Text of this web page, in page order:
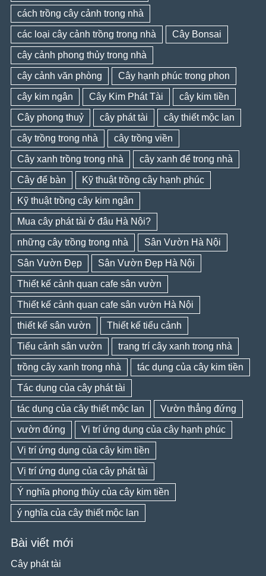
cách trồng cây cảnh trong nhà
các loại cây cảnh trồng trong nhà Cây Bonsai
cây cảnh phong thủy trong nhà
cây cảnh văn phòng Cây hạnh phúc trong phon
cây kim ngân Cây Kim Phát Tài cây kim tiền
Cây phong thuỷ cây phát tài cây thiết mộc lan
cây trồng trong nhà cây trồng viền
Cây xanh trồng trong nhà cây xanh để trong nhà
Cây để bàn Kỹ thuật trồng cây hạnh phúc
Kỹ thuật trồng cây kim ngân
Mua cây phát tài ở đâu Hà Nội?
những cây trồng trong nhà Sân Vườn Hà Nội
Sân Vườn Đẹp Sân Vườn Đẹp Hà Nội
Thiết kế cảnh quan cafe sân vườn
Thiết kế cảnh quan cafe sân vườn Hà Nội
thiết kế sân vườn Thiết kế tiểu cảnh
Tiểu cảnh sân vườn trang trí cây xanh trong nhà
trồng cây xanh trong nhà tác dụng của cây kim tiền
Tác dụng của cây phát tài
tác dụng của cây thiết mộc lan Vườn thẳng đứng
vườn đứng Vị trí ứng dụng của cây hạnh phúc
Vị trí ứng dụng của cây kim tiền
Vị trí ứng dụng của cây phát tài
Ý nghĩa phong thủy của cây kim tiền
ý nghĩa của cây thiết mộc lan
Bài viết mới
Cây phát tài